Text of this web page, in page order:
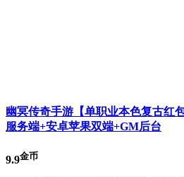
幽冥传奇手游【单职业本色复古红
服务端+安卓苹果双端+GM后台
9.9金币